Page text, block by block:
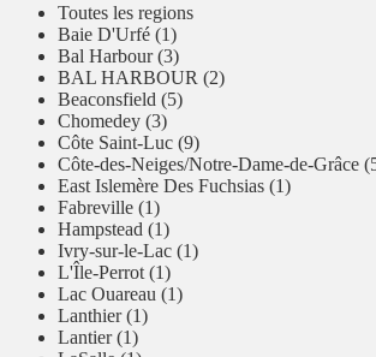
Toutes les regions
Baie D'Urfé (1)
Bal Harbour (3)
BAL HARBOUR (2)
Beaconsfield (5)
Chomedey (3)
Côte Saint-Luc (9)
Côte-des-Neiges/Notre-Dame-de-Grâce
East Islemère Des Fuchsias (1)
Fabreville (1)
Hampstead (1)
Ivry-sur-le-Lac (1)
L'Île-Perrot (1)
Lac Ouareau (1)
Lanthier (1)
Lantier (1)